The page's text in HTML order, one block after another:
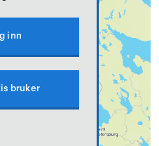
inn
bruker